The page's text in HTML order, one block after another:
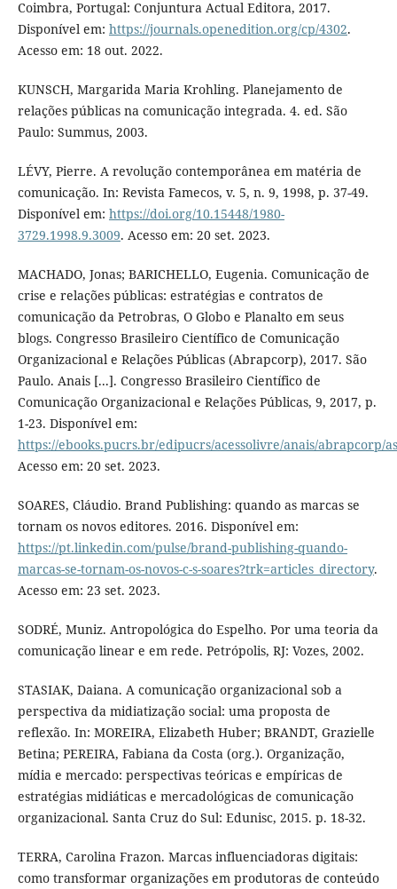
Coimbra, Portugal: Conjuntura Actual Editora, 2017.
Disponível em: https://journals.openedition.org/cp/4302.
Acesso em: 18 out. 2022.
KUNSCH, Margarida Maria Krohling. Planejamento de
relações públicas na comunicação integrada. 4. ed. São
Paulo: Summus, 2003.
LÉVY, Pierre. A revolução contemporânea em matéria de
comunicação. In: Revista Famecos, v. 5, n. 9, 1998, p. 37-49.
Disponível em: https://doi.org/10.15448/1980-
3729.1998.9.3009. Acesso em: 20 set. 2023.
MACHADO, Jonas; BARICHELLO, Eugenia. Comunicação de
crise e relações públicas: estratégias e contratos de
comunicação da Petrobras, O Globo e Planalto em seus
blogs. Congresso Brasileiro Científico de Comunicação
Organizacional e Relações Públicas (Abrapcorp), 2017. São
Paulo. Anais [...]. Congresso Brasileiro Científico de
Comunicação Organizacional e Relações Públicas, 9, 2017, p.
1-23. Disponível em:
https://ebooks.pucrs.br/edipucrs/acessolivre/anais/abrapcorp/
Acesso em: 20 set. 2023.
SOARES, Cláudio. Brand Publishing: quando as marcas se
tornam os novos editores. 2016. Disponível em:
https://pt.linkedin.com/pulse/brand-publishing-quando-
marcas-se-tornam-os-novos-c-s-soares?trk=articles_directory.
Acesso em: 23 set. 2023.
SODRÉ, Muniz. Antropológica do Espelho. Por uma teoria da
comunicação linear e em rede. Petrópolis, RJ: Vozes, 2002.
STASIAK, Daiana. A comunicação organizacional sob a
perspectiva da midiatização social: uma proposta de
reflexão. In: MOREIRA, Elizabeth Huber; BRANDT, Grazielle
Betina; PEREIRA, Fabiana da Costa (org.). Organização,
mídia e mercado: perspectivas teóricas e empíricas de
estratégias midiáticas e mercadológicas de comunicação
organizacional. Santa Cruz do Sul: Edunisc, 2015. p. 18-32.
TERRA, Carolina Frazon. Marcas influenciadoras digitais:
como transformar organizações em produtoras de conteúdo